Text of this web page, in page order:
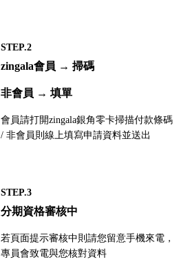
STEP.2
zingala會員 → 掃碼
非會員 → 填單
會員請打開zingala銀角零卡掃描付款條碼
/ 非會員則線上填寫申請資料並送出
STEP.3
分期資格審核中
若頁面提示審核中則請您留意手機來電，
專員會致電與您核對資料